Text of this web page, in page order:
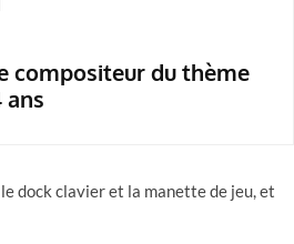
compositeur du thème
ans
dock clavier et la manette de jeu, et